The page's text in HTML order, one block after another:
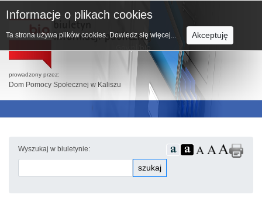
prowadzony przez:
Dom Pomocy Społecznej w Kaliszu
Wyszukaj w biuletynie:
szukaj
Informacje o plikach cookies
Ta strona używa plików cookies. Dowiedz się więcej... Akceptuję